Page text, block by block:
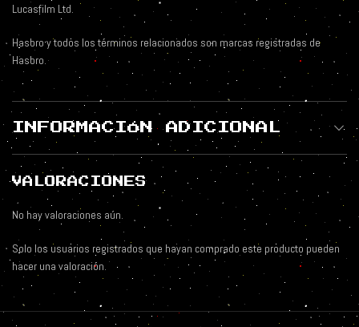
Lucasfilm Ltd.
Hasbro y todos los términos relacionados son marcas registradas de
Hasbro.
INFORMACIÓN ADICIONAL
VALORACIONES
No hay valoraciones aún.
Solo los usuarios registrados que hayan comprado este producto pueden
hacer una valoración.